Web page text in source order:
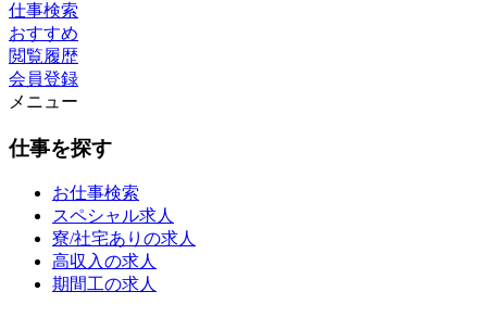
仕事検索
おすすめ
閲覧履歴
会員登録
メニュー
仕事を探す
お仕事検索
スペシャル求人
寮/社宅ありの求人
高収入の求人
期間工の求人